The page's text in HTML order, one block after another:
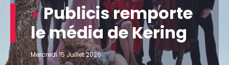
Publicis remporte
le média de Kering
Mercredi 15 Juillet 2026